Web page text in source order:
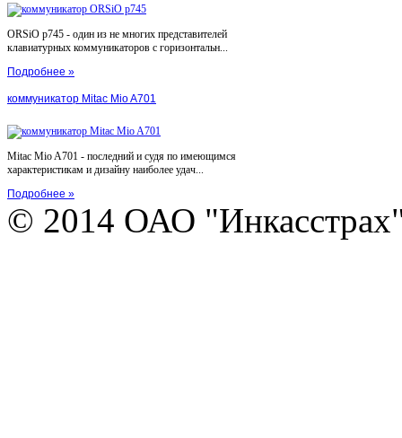
ORSiO p745 - один из не многих представителей
клавиатурных коммуникаторов с горизонтальн...
Подробнее »
коммуникатор Mitac Mio A701
Mitac Mio A701 - последний и судя по имеющимся
характеристикам и дизайну наиболее удач...
Подробнее »
© 2014 ОАО